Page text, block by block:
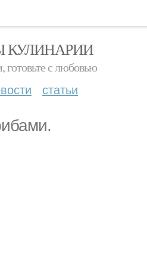
КУЛИНАРИИ
готовьте с любовью
статьи